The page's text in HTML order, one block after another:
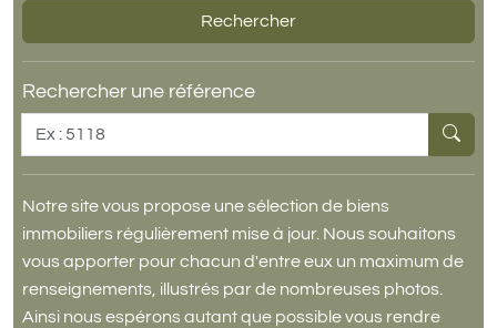
Rechercher
Rechercher une référence
Référence
Notre site vous propose une sélection de biens
immobiliers régulièrement mise à jour. Nous souhaitons
vous apporter pour chacun d'entre eux un maximum de
renseignements, illustrés par de nombreuses photos.
Ainsi nous espérons autant que possible vous rendre